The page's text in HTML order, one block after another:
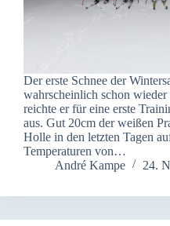
Der erste Schnee der
wahrscheinlich schon
reichte er für eine erste
aus. Gut 20cm der weißen
Holle in den letzten Tagen
Temperaturen von…
André Kampe
24.